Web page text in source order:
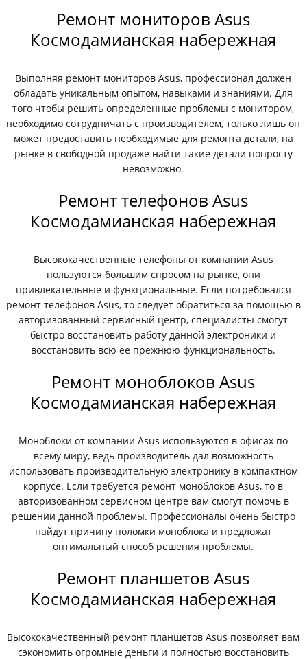
Ремонт мониторов Asus
Космодамианская набережная
Выполняя ремонт мониторов Asus, профессионал должен
обладать уникальным опытом, навыками и знаниями. Для
того чтобы решить определенные проблемы с монитором,
необходимо сотрудничать с производителем, только лишь он
может предоставить необходимые для ремонта детали, на
рынке в свободной продаже найти такие детали попросту
невозможно.
Ремонт телефонов Asus
Космодамианская набережная
Высококачественные телефоны от компании Asus
пользуются большим спросом на рынке, они
привлекательные и функциональные. Если потребовался
ремонт телефонов Asus, то следует обратиться за помощью в
авторизованный сервисный центр, специалисты смогут
быстро восстановить работу данной электроники и
восстановить всю ее прежнюю функциональность.
Ремонт моноблоков Asus
Космодамианская набережная
Моноблоки от компании Asus используются в офисах по
всему миру, ведь производитель дал возможность
использовать производительную электронику в компактном
корпусе. Если требуется ремонт моноблоков Asus, то в
авторизованном сервисном центре вам смогут помочь в
решении данной проблемы. Профессионалы очень быстро
найдут причину поломки моноблока и предложат
оптимальный способ решения проблемы.
Ремонт планшетов Asus
Космодамианская набережная
Высококачественный ремонт планшетов Asus позволяет вам
сэкономить огромные деньги и полностью восстановить